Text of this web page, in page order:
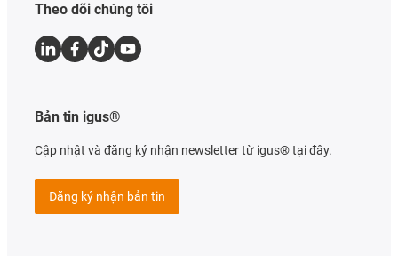
Theo dõi chúng tôi
Bản tin igus®
Cập nhật và đăng ký nhận newsletter từ igus® tại đây.
Đăng ký nhận bản tin